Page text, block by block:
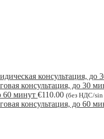
консультация, до
консультация, до 30
60 минут €110.00 (без НДС/sin
консультация, до 60